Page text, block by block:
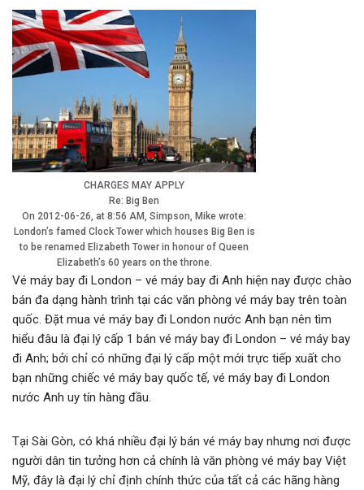
CHARGES MAY APPLY
Re: Big Ben
On 2012-06-26, at 8:56 AM, Simpson, Mike wrote:
London’s famed Clock Tower which houses Big Ben is
to be renamed Elizabeth Tower in honour of Queen
Elizabeth’s 60 years on the throne.
Vé máy bay đi London – vé máy bay đi Anh hiện nay được chào
bán đa dạng hành trình tại các văn phòng vé máy bay trên toàn
quốc. Đặt mua vé máy bay đi London nước Anh bạn nên tìm
hiểu đâu là đại lý cấp 1 bán vé máy bay đi London – vé máy bay
đi Anh; bởi chỉ có những đại lý cấp một mới trực tiếp xuất cho
bạn những chiếc vé máy bay quốc tế, vé máy bay đi London
nước Anh uy tín hàng đầu.
Tại Sài Gòn, có khá nhiều đại lý bán vé máy bay nhưng nơi được
người dân tin tưởng hơn cả chính là văn phòng vé máy bay Việt
Mỹ, đây là đại lý chỉ định chính thức của tất cả các hãng hàng